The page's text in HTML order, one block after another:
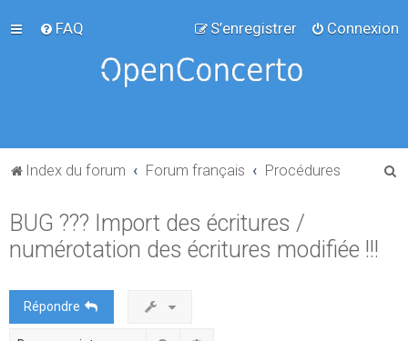
FAQ Connexion
S’enregistrer
Index du forum Forum français Procédures
BUG ??? Import des écritures /
numérotation des écritures modifiée !!!
Répondre